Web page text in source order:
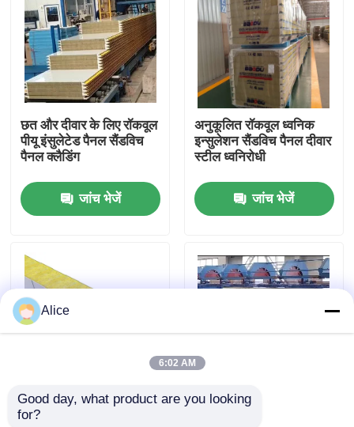
उत्पादों
हमारे बारे में
कारखाना भ्रमण
संपर्क करें
एक उद्धरण का अनुरोध करें
इस्पात संरचना भवन
इस्पात संरचना कार्यशाला
छत और दीवार के लिए रॉकवूल
पीयू इंसुलेटेड पैनल सैंडविच
पैनल क्लैडिंग
जांच भेजें
अनुकूलित रॉकवूल ध्वनिक
इन्सुलेशन सैंडविच पैनल दीवार
स्टील ध्वनिरोधी
जांच भेजें
गोदाम के लिए 75 मिमी 80
मिमी 200 मिमी सैंडविच पैनल
पीयू मिनरल इंसुलेशन रॉकवूल
Alice
6:02 AM
Good day, what product are you looking
for?